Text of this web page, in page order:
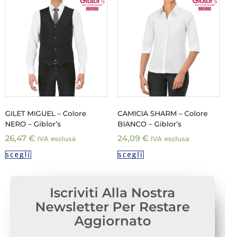
GILET MIGUEL – Colore
NERO – Giblor’s
26,47 € IVA esclusa
scegli
CAMICIA SHARM – Colore
BIANCO – Giblor’s
24,09 € IVA esclusa
scegli
Iscriviti Alla Nostra
Newsletter Per Restare
Aggiornato